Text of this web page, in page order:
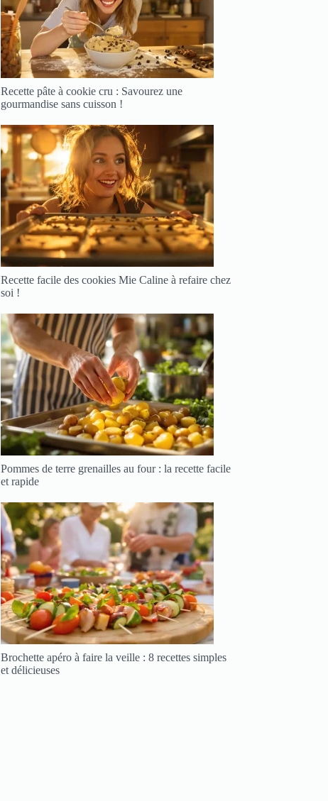
Recette pâte à cookie cru : Savourez une
gourmandise sans cuisson !
Recette facile des cookies Mie Caline à refaire chez
soi !
Pommes de terre grenailles au four : la recette facile
et rapide
Brochette apéro à faire la veille : 8 recettes simples
et délicieuses